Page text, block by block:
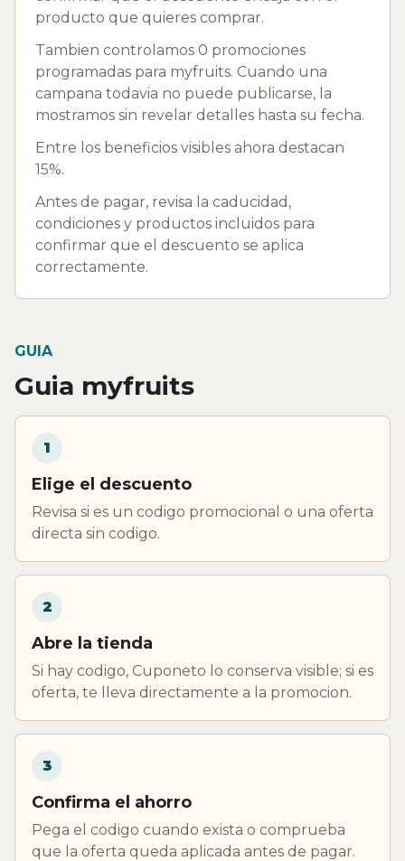
producto que quieres comprar.
Tambien controlamos 0 promociones
programadas para myfruits. Cuando una
campana todavia no puede publicarse, la
mostramos sin revelar detalles hasta su fecha.
Entre los beneficios visibles ahora destacan
15%.
Antes de pagar, revisa la caducidad,
condiciones y productos incluidos para
confirmar que el descuento se aplica
correctamente.
GUIA
Guia myfruits
1
Elige el descuento
Revisa si es un codigo promocional o una oferta
directa sin codigo.
2
Abre la tienda
Si hay codigo, Cuponeto lo conserva visible; si es
oferta, te lleva directamente a la promocion.
3
Confirma el ahorro
Pega el codigo cuando exista o comprueba
que la oferta queda aplicada antes de pagar.